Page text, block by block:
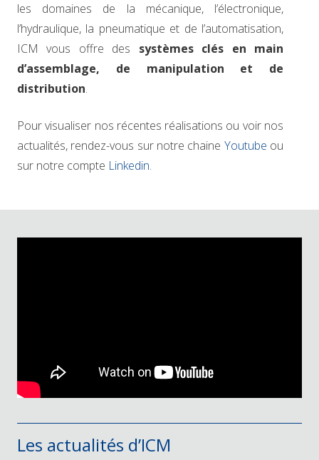
les domaines de la mécanique, l’électronique,
l’hydraulique, la pneumatique et de l’automatisation,
ICM vous offre des systèmes clés en main
d’assemblage, de manipulation et de
distribution.
Pour visualiser nos récentes réalisations ou voir nos
actualités, rendez-vous sur notre chaine Youtube ou
sur notre compte Linkedin.
Les actualités d’ICM